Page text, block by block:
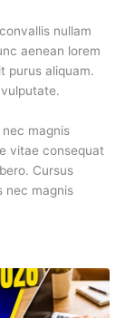
nullam
aenean lorem
purus aliquam.
magnis
vitae consequat
Cursus
nec magnis